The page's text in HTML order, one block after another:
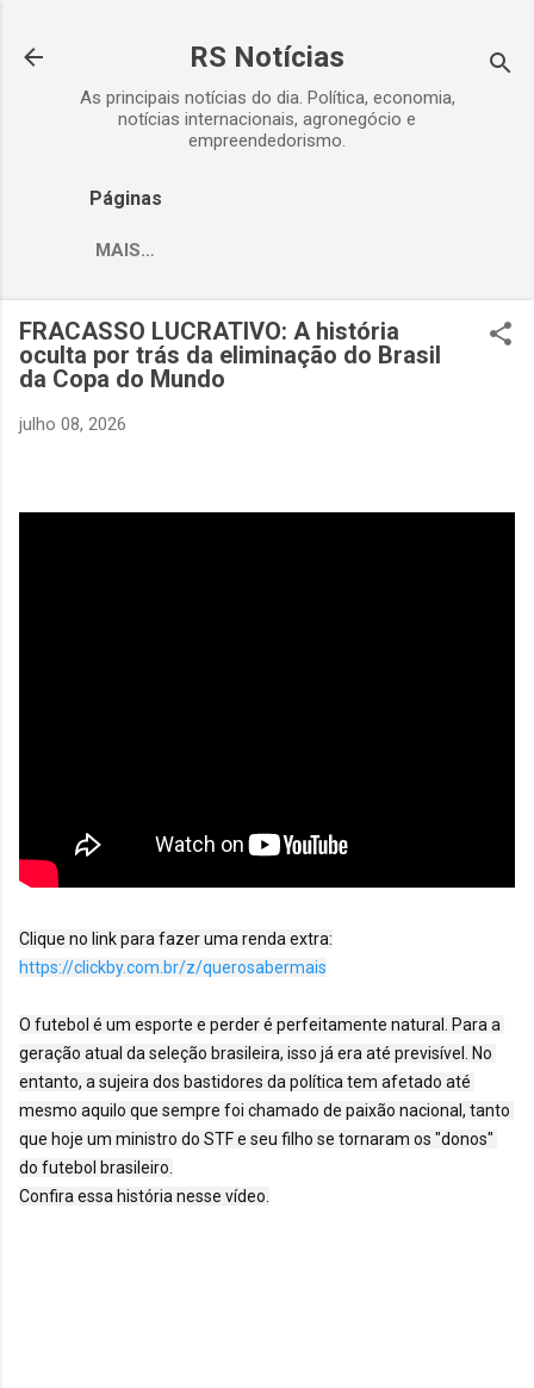
RS Notícias
As principais notícias do dia. Política, economia,
notícias internacionais, agronegócio e
empreendedorismo.
Páginas
MAIS…
FRACASSO LUCRATIVO: A história
oculta por trás da eliminação do Brasil
da Copa do Mundo
julho 08, 2026
https://clickby.com.br/z/querosabermais
O futebol é um esporte e perder é perfeitamente natural. Para a
geração atual da seleção brasileira, isso já era até previsível. No
entanto, a sujeira dos bastidores da política tem afetado até
mesmo aquilo que sempre foi chamado de paixão nacional, tanto
que hoje um ministro do STF e seu filho se tornaram os "donos"
do futebol brasileiro.
Confira essa história nesse vídeo.